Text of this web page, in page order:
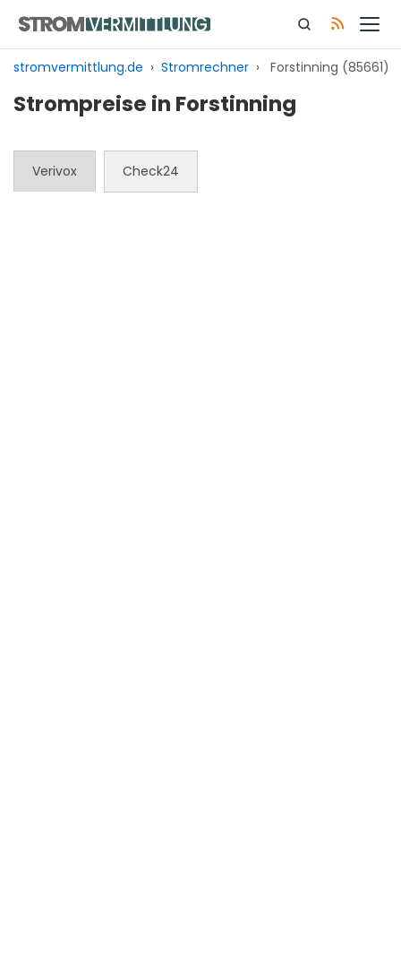
Inhalt
springen
stromvermittlung.de › Stromrechner › Forstinning (85661)
Strompreise in Forstinning
Verivox Check24